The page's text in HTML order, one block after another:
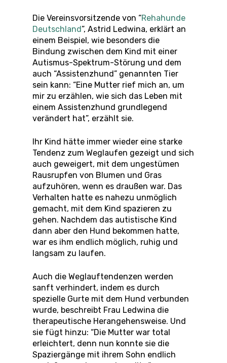
Die Vereinsvorsitzende von “Rehahunde
Deutschland”, Astrid Ledwina, erklärt an
einem Beispiel, wie besonders die
Bindung zwischen dem Kind mit einer
Autismus-Spektrum-Störung und dem
auch “Assistenzhund” genannten Tier
sein kann: “Eine Mutter rief mich an, um
mir zu erzählen, wie sich das Leben mit
einem Assistenzhund grundlegend
verändert hat”, erzählt sie.
Ihr Kind hätte immer wieder eine starke
Tendenz zum Weglaufen gezeigt und sich
auch geweigert, mit dem ungestümen
Rausrupfen von Blumen und Gras
aufzuhören, wenn es draußen war. Das
Verhalten hatte es nahezu unmöglich
gemacht, mit dem Kind spazieren zu
gehen. Nachdem das autistische Kind
dann aber den Hund bekommen hatte,
war es ihm endlich möglich, ruhig und
langsam zu laufen.
Auch die Weglauftendenzen werden
sanft verhindert, indem es durch
spezielle Gurte mit dem Hund verbunden
wurde, beschreibt Frau Ledwina die
therapeutische Herangehensweise. Und
sie fügt hinzu: “Die Mutter war total
erleichtert, denn nun konnte sie die
Spaziergänge mit ihrem Sohn endlich